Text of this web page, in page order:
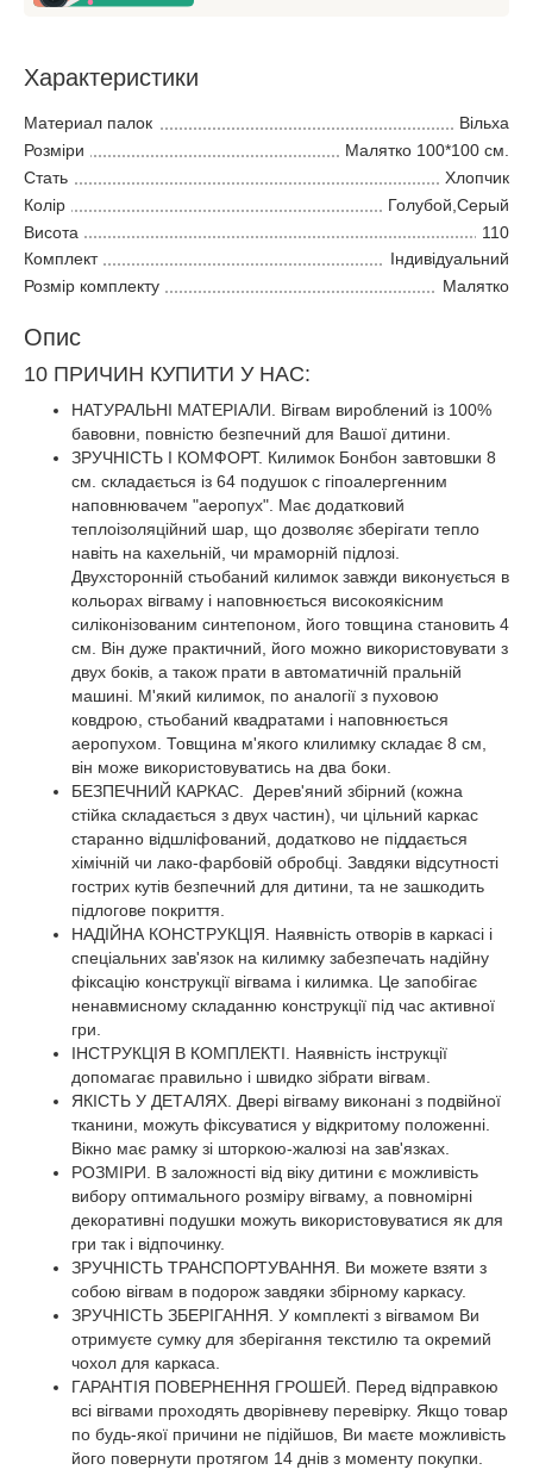
Характеристики
Материал палок
Вільха
Розміри
Малятко 100*100 см.
Стать
Хлопчик
Колір
Голубой,Серый
Висота
110
Комплект
Індивідуальний
Розмір комплекту
Малятко
Опис
10 ПРИЧИН КУПИТИ У НАС:
НАТУРАЛЬНІ МАТЕРІАЛИ. Вігвам вироблений із 100%
бавовни, повністю безпечний для Вашої дитини.
ЗРУЧНІСТЬ І КОМФОРТ. Килимок Бонбон завтовшки 8
см. складається із 64 подушок с гіпоалергенним
наповнювачем "аеропух". Має додатковий
теплоізоляційний шар, що дозволяє зберігати тепло
навіть на кахельній, чи мраморній підлозі.
Двухсторонній стьобаний килимок завжди виконується в
кольорах вігваму і наповнюється високоякісним
силіконізованим синтепоном, його товщина становить 4
см. Він дуже практичний, його можно використовувати з
двух боків, а також прати в автоматичній пральній
машині. М'який килимок, по аналогії з пуховою
ковдрою, стьобаний квадратами і наповнюється
аеропухом. Товщина м'якого клилимку складає 8 см,
він може використовуватись на два боки.
БЕЗПЕЧНИЙ КАРКАС. Дерев'яний збірний (кожна
стійка складається з двух частин), чи цільний каркас
старанно відшліфований, додатково не піддається
хімічній чи лако-фарбовій обробці. Завдяки відсутності
гострих кутів безпечний для дитини, та не зашкодить
підлогове покриття.
НАДІЙНА КОНСТРУКЦІЯ. Наявність отворів в каркасі і
спеціальних зав'язок на килимку забезпечать надійну
фіксацію конструкції вігвама і килимка. Це запобігає
ненавмисному складанню конструкції під час активної
гри.
ІНСТРУКЦІЯ В КОМПЛЕКТІ. Наявність інструкції
допомагає правильно і швидко зібрати вігвам.
ЯКІСТЬ У ДЕТАЛЯХ. Двері вігваму виконані з подвійної
тканини, можуть фіксуватися у відкритому положенні.
Вікно має рамку зі шторкою-жалюзі на зав'язках.
РОЗМІРИ. В заложності від віку дитини є можливість
вибору оптимального розміру вігваму, а повномірні
декоративні подушки можуть використовуватися як для
гри так і відпочинку.
ЗРУЧНІСТЬ ТРАНСПОРТУВАННЯ. Ви можете взяти з
собою вігвам в подорож завдяки збірному каркасу.
ЗРУЧНІСТЬ ЗБЕРІГАННЯ. У комплекті з вігвамом Ви
отримуєте сумку для зберігання текстилю та окремий
чохол для каркаса.
ГАРАНТІЯ ПОВЕРНЕННЯ ГРОШЕЙ. Перед відправкою
всі вігвами проходять дворівневу перевірку. Якщо товар
по будь-якої причини не підійшов, Ви маєте можливість
його повернути протягом 14 днів з моменту покупки.